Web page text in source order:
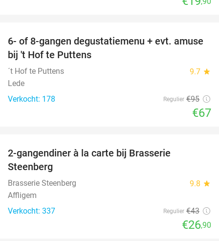
29%
6- of 8-gangen degustatiemenu + evt. amuse
bij 't Hof te Puttens
´t Hof te Puttens 9.7 star
Lede
Verkocht: 178
Regulier €95
€67
2-gangendiner à la carte bij Brasserie
Steenberg
Brasserie Steenberg 9.8 star
Affligem
Verkocht: 337
Regulier €43
€26,90